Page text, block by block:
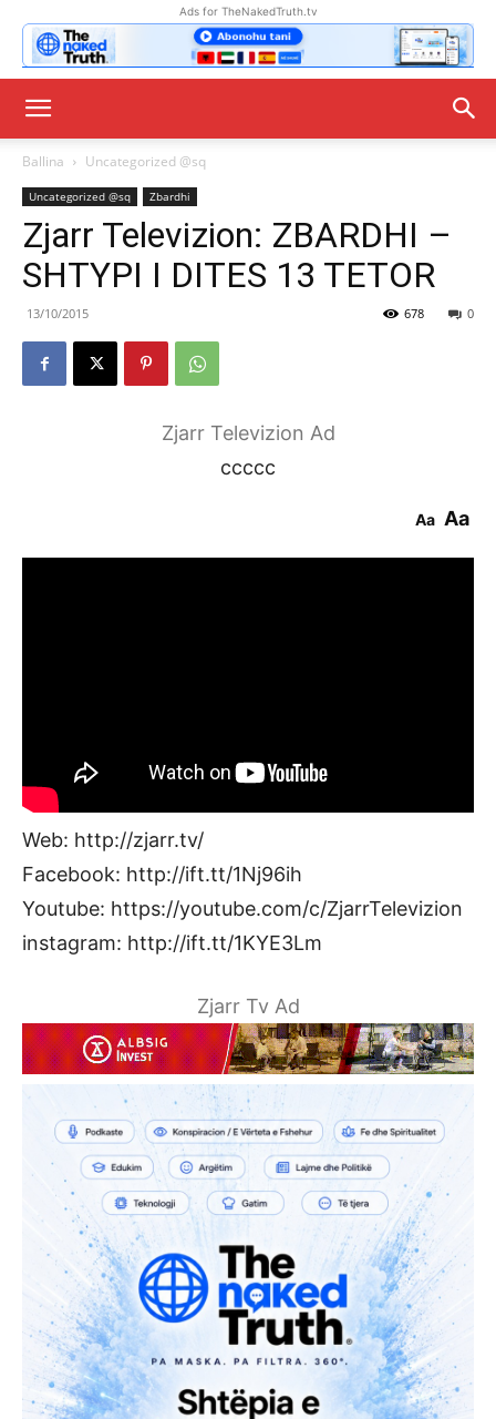
Ads for TheNakedTruth.tv
Ballina Uncategorized @sq
Uncategorized @sq Zbardhi
Zjarr Televizion: ZBARDHI –
SHTYPI I DITES 13 TETOR
13/10/2015 0
678
Zjarr Televizion Ad
ccccc
Aa Aa
Web: http://zjarr.tv/
Facebook: http://ift.tt/1Nj96ih
Youtube: https://youtube.com/c/ZjarrTelevizion
instagram: http://ift.tt/1KYE3Lm
Zjarr Tv Ad